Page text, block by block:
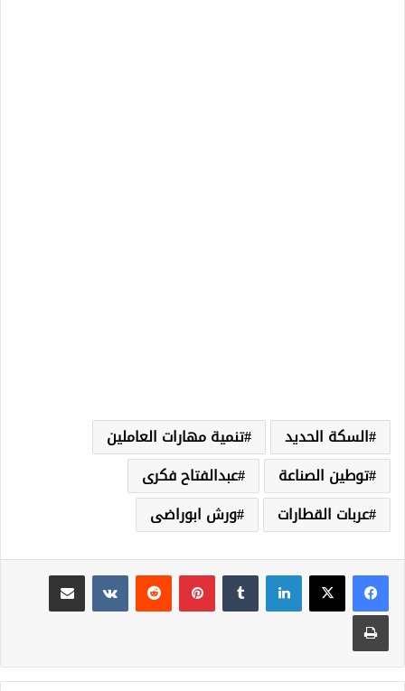
السكة الحديد
تنمية مهارات العاملين
توطين الصناعة
عبدالفتاح فكرى
عربات القطارات
ورش ابوراضى
لينكدإن بينتيريست